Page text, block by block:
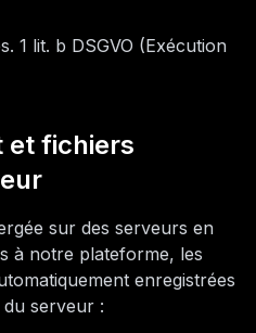
1 lit. b DSGVO (Exécution
et fichiers
sur des serveurs en
à notre plateforme, les
enregistrées
serveur :